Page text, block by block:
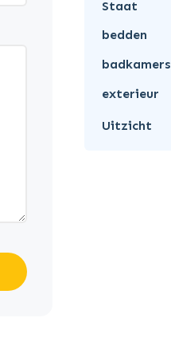
Staat
bedden
badkamers
exterieur
Uitzicht